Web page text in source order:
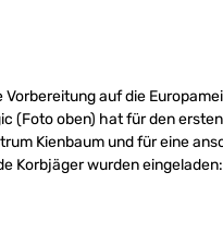
auf die
(Foto oben) hat für den
Kienbaum und für eine
Korbjäger wurden eingeladen: